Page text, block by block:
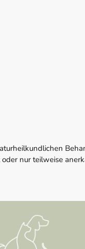
nur teilweise